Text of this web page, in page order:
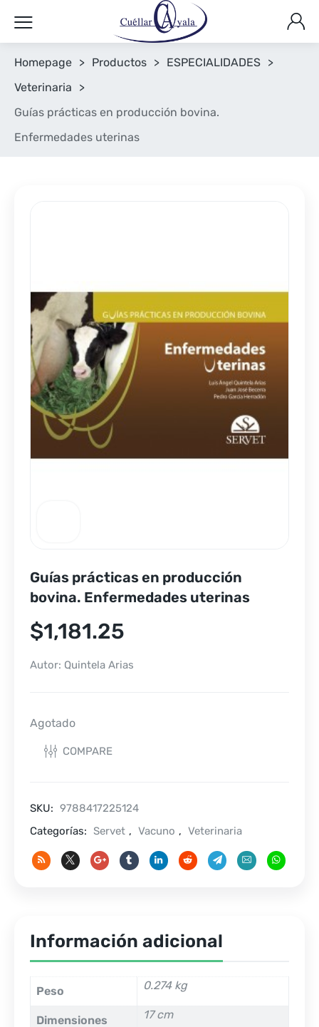
Homepage > Productos > ESPECIALIDADES >
Veterinaria
>
Guías prácticas en producción bovina.
Enfermedades uterinas
Guías prácticas en producción
bovina. Enfermedades uterinas
$1,181.25
Autor: Quintela Arias
Agotado
COMPARE
SKU: 9788417225124
Categorías: Servet , Vacuno , Veterinaria
Información adicional
Peso 0.274 kg
Dimensiones 17 cm